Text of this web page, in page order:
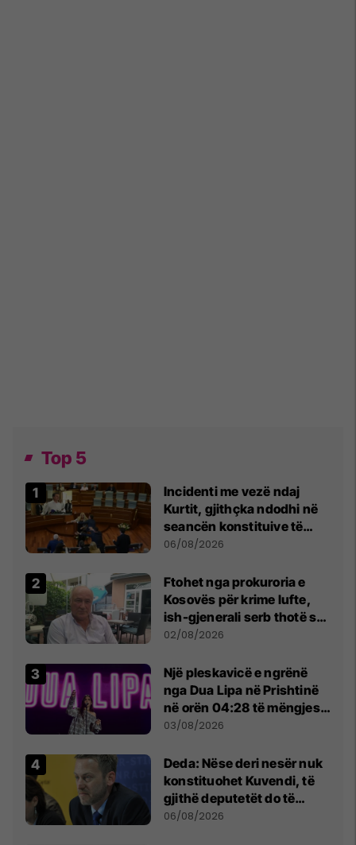
Top 5
Incidenti me vezë ndaj
Kurtit, gjithçka ndodhi në
seancën konstituive të
Kuvendit
06/08/2026
Ftohet nga prokuroria e
Kosovës për krime lufte,
ish-gjenerali serb thotë se
dikush e tradhtoi në
02/08/2026
Një pleskavicë e ngrënë
nga Dua Lipa në Prishtinë
në orën 04:28 të mëngjesit
- dhe bota digjitale serbe
03/08/2026
Deda: Nëse deri nesër nuk
konstituohet Kuvendi, të
gjithë deputetët do të
bëjnë shkelje të rëndë
06/08/2026